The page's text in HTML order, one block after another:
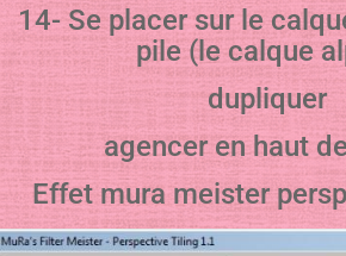
14- Se placer sur le
pile (le calque
dupliquer
agencer en haut
Effet mura meister